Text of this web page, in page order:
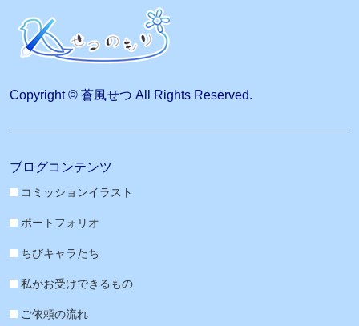
Copyright © 蒼風せつ All Rights Reserved.
ブログコンテンツ
コミッションイラスト
ポートフォリオ
ちびキャラたち
私がお受けできるもの
ご依頼の流れ